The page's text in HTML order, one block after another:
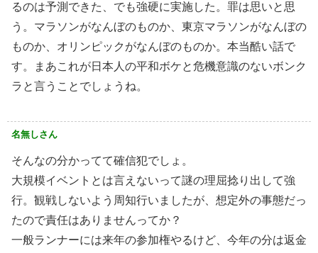
るのは予測できた、でも強硬に実施した。罪は思いと思
う。マラソンがなんぼのものか、東京マラソンがなんぼの
ものか、オリンピックがなんぼのものか。本当酷い話で
す。まあこれが日本人の平和ボケと危機意識のないボンク
ラと言うことでしょうね。
名無しさん
そんなの分かってて確信犯でしょ。
大規模イベントとは言えないって謎の理屈捻り出して強
行。観戦しないよう周知行いましたが、想定外の事態だっ
たので責任はありませんってか？
一般ランナーには来年の参加権やるけど、今年の分は返金